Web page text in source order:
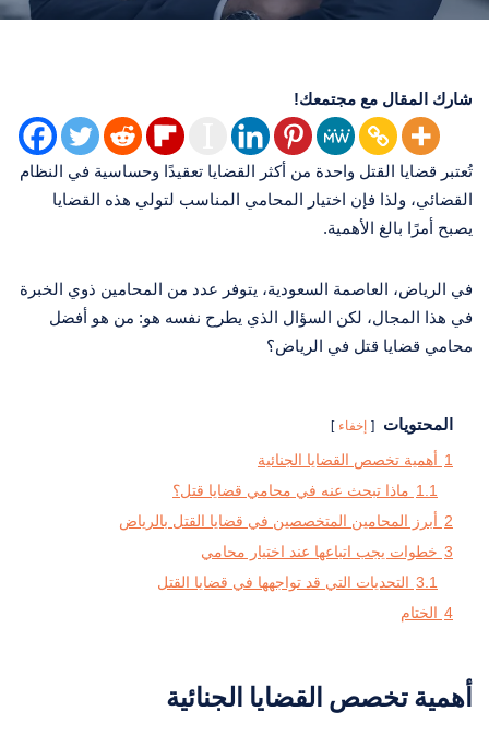
شارك المقال مع مجتمعك!
تُعتبر قضايا القتل واحدة من أكثر القضايا تعقيدًا وحساسية في النظام
القضائي، ولذا فإن اختيار المحامي المناسب لتولي هذه القضايا
يصبح أمرًا بالغ الأهمية.
في الرياض، العاصمة السعودية، يتوفر عدد من المحامين ذوي الخبرة
في هذا المجال، لكن السؤال الذي يطرح نفسه هو: من هو أفضل
محامي قضايا قتل في الرياض؟
المحتويات إخفاء
1
أهمية تخصص القضايا الجنائية
1.1 ماذا تبحث عنه في محامي قضايا قتل؟
2
أبرز المحامين المتخصصين في قضايا القتل بالرياض
3 خطوات يجب اتباعها عند اختيار محامي
3.1
التحديات التي قد تواجهها في قضايا القتل
4
الختام
أهمية تخصص القضايا الجنائية